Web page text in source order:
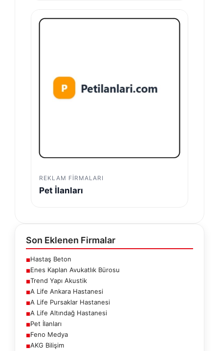
REKLAM FIRMALARI
Pet İlanları
Son Eklenen Firmalar
■Hastaş Beton
■Enes Kaplan Avukatlık Bürosu
■Trend Yapı Akustik
■A Life Ankara Hastanesi
■A Life Pursaklar Hastanesi
■A Life Altındağ Hastanesi
■Pet İlanları
■Feno Medya
■AKG Bilişim